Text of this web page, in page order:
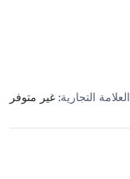
العلامة التجارية:غير متوفر